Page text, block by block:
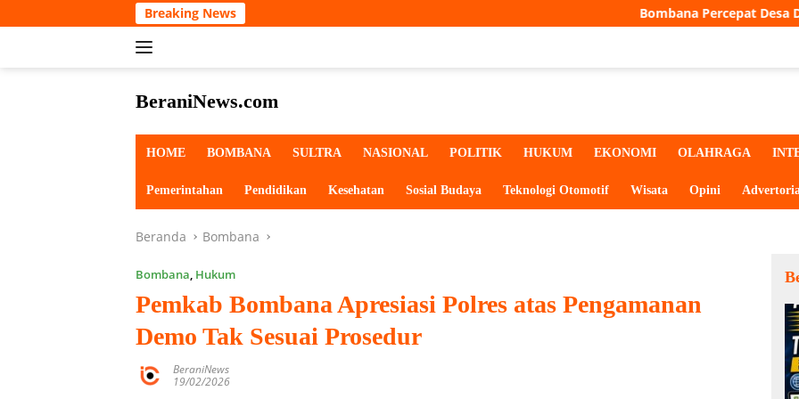
ke
Breaking News Bombana Percepat Desa Digital, Seluruh
BeraniNews.com
HOME BOMBANA SULTRA NASIONAL POLITIK HUKUM EKONOMI OLAHRAGA
Pemerintahan Pendidikan Kesehatan Sosial Budaya Teknologi Otomotif Wisata Opini
Beranda Bombana
Bombana, Hukum
Pemkab Bombana Apresiasi Polres atas Pengamanan
Demo Tak Sesuai Prosedur
BeraniNews
19/02/2026